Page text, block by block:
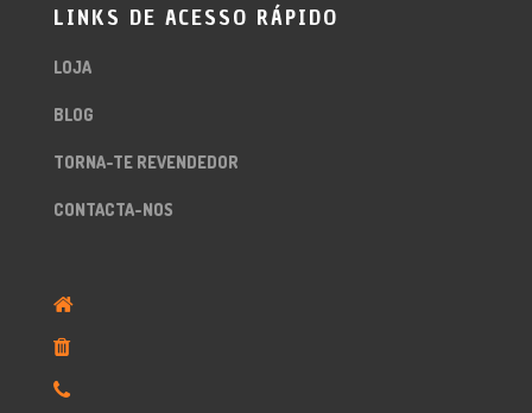
LINKS DE ACESSO RÁPIDO
LOJA
BLOG
TORNA-TE REVENDEDOR
CONTACTA-NOS